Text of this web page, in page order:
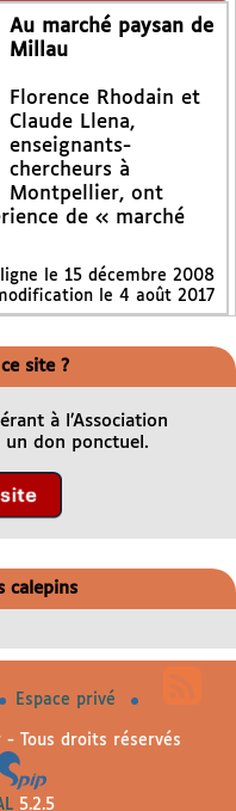
Au marché paysan de
Millau
Florence Rhodain et
Claude Llena,
enseignants-
chercheurs à
Montpellier, ont
de « marché
le 15 décembre 2008
le 4 août 2017
site ?
à l’Association
un don ponctuel.
calepins
Espace privé
Tous droits réservés
5.2.5